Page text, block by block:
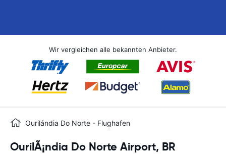
Wir vergleichen alle bekannten Anbieter.
Ourilándia Do Norte - Flughafen
OurilÃ¡ndia Do Norte Airport, BR